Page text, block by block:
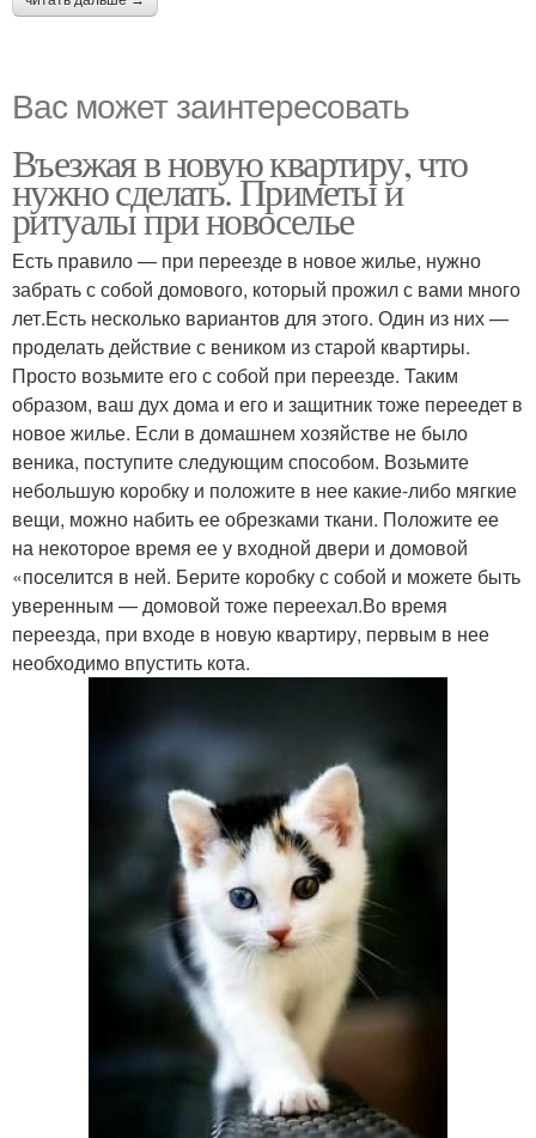
Вас может заинтересовать
Въезжая в новую квартиру, что
нужно сделать. Приметы и
ритуалы при новоселье
Есть правило — при переезде в новое жилье, нужно
забрать с собой домового, который прожил с вами много
лет.Есть несколько вариантов для этого. Один из них —
проделать действие с веником из старой квартиры.
Просто возьмите его с собой при переезде. Таким
образом, ваш дух дома и его и защитник тоже переедет в
новое жилье. Если в домашнем хозяйстве не было
веника, поступите следующим способом. Возьмите
небольшую коробку и положите в нее какие-либо мягкие
вещи, можно набить ее обрезками ткани. Положите ее
на некоторое время ее у входной двери и домовой
«поселится в ней. Берите коробку с собой и можете быть
уверенным — домовой тоже переехал.Во время
переезда, при входе в новую квартиру, первым в нее
необходимо впустить кота.